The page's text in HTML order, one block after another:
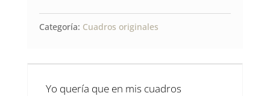
montaña
en
Categoría: Cuadros originales
Yo quería que en mis cuadros